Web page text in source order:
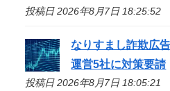
投稿日 2026年8月7日 18:25:52
なりすまし詐欺広
運営5社に対策要請
投稿日 2026年8月7日 18:05:21